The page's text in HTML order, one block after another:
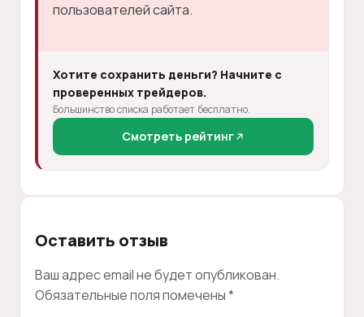
пользователей сайта.
Хотите сохранить деньги? Начните с
проверенных трейдеров.
Большинство списка работает бесплатно.
Смотреть рейтинг
Оставить отзыв
Ваш адрес email не будет опубликован.
Обязательные поля помечены*